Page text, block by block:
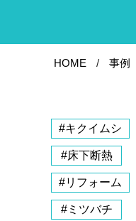
HOME 事例
#キクイムシ
#床下断熱
#リフォーム
#ミツバチ